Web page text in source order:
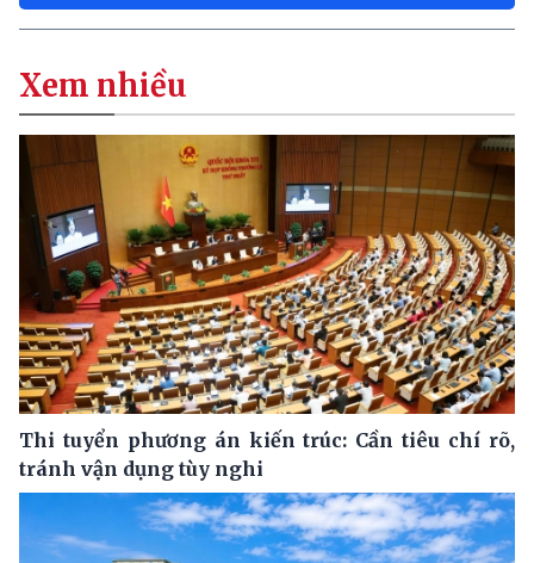
Xem nhiều
Thi tuyển phương án kiến trúc: Cần tiêu chí rõ,
tránh vận dụng tùy nghi